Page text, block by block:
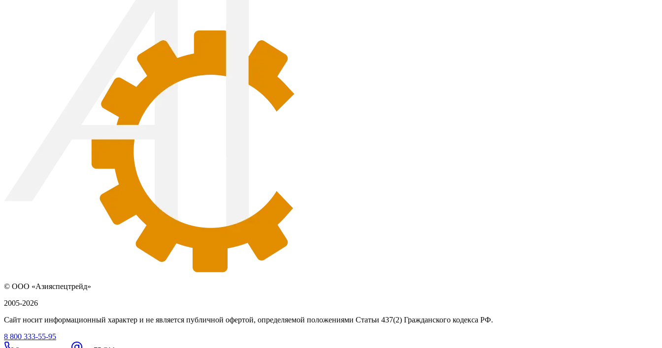
© ООО «Азияспецтрейд»
2005-2026
Сайт носит информационный характер и не является публичной офертой, определяемой положениями Статьи 437(2) Гражданского кодекса РФ.
8 800 333-55-95